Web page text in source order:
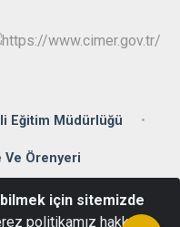
Eğitim Müdürlüğü
Ve Örenyeri
No: 2 Alaca / ÇORUM
için sitemizde
politikamız hakkında